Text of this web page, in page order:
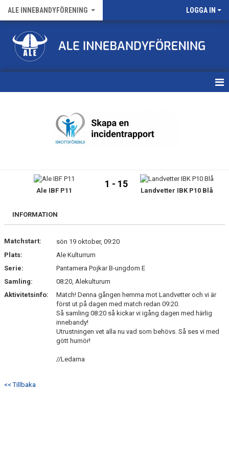
ALE INNEBANDYFÖRENING LOGGA IN
FÖRENINGENS MATCHER
NYHETSARKIV
MEDLEMSKAP
Ale IBF P11
1 - 15
Landvetter IBK P10 Blå
INFORMATION
Matchstart:
sön 19 oktober, 09:20
Plats:
Ale Kulturrum
Serie:
Pantamera Pojkar B-ungdom E
Samling:
08:20, Alekulturum
Aktivitetsinfo:
Match! Denna gången hemma mot Landvetter och vi är
först ut på dagen med match redan 09:20.
Så samling 08:20 så kickar vi igång dagen med härlig
innebandy!
Utrustningen vet alla nu vad som behövs. Så ses vi med
gött humör!
//Ledarna
<< Tillbaka